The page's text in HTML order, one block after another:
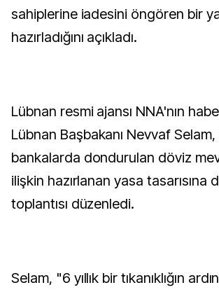
sahiplerine iadesini öngören bir
hazırladığını açıkladı.
Lübnan resmi ajansı NNA'nın
Lübnan Başbakanı Nevvaf
bankalarda dondurulan döviz
ilişkin hazırlanan yasa tasarısına
toplantısı düzenledi.
Selam, "6 yıllık bir tıkanıklığın